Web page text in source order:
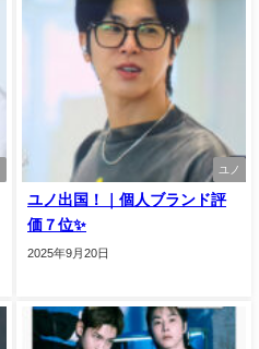
ユノ
ユノ出国！｜個人ブランド評
価７位✨️
2025年9月20日